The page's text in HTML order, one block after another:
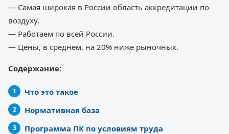
— Самая широкая в России область аккредитации по
воздуху.
— Работаем по всей России.
— Цены, в среднем, на 20% ниже рыночных.
Содержание:
Что это такое
Нормативная база
Программа ПК по условиям труда